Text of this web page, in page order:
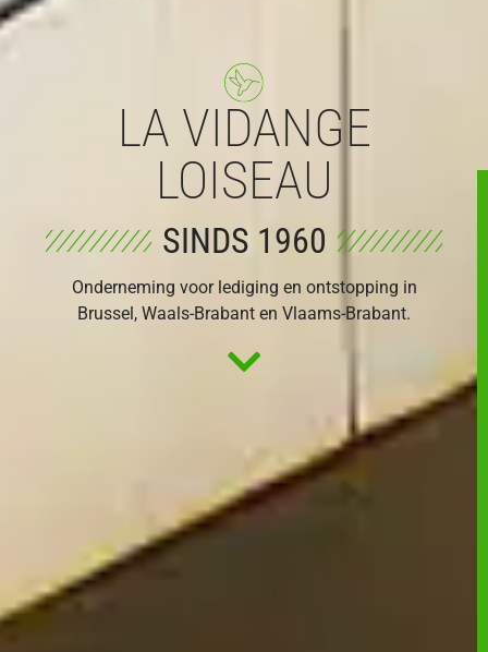
LA VIDANGE
LOISEAU
SINDS 1960
Onderneming voor lediging en ontstopping in
Brussel, Waals-Brabant en Vlaams-Brabant.